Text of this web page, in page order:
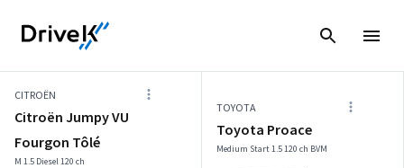
CITROËN
Citroën Jumpy VU
Fourgon Tôlé
M 1.5 Diesel 120 ch
TOYOTA
Toyota Proace
Medium Start 1.5 120 ch BVM